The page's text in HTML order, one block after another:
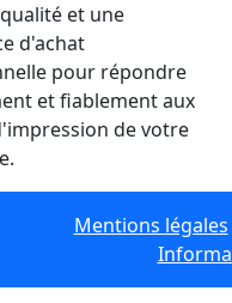
et une
d'achat
pour répondre
et fiablement aux
de votre
Mentions légales